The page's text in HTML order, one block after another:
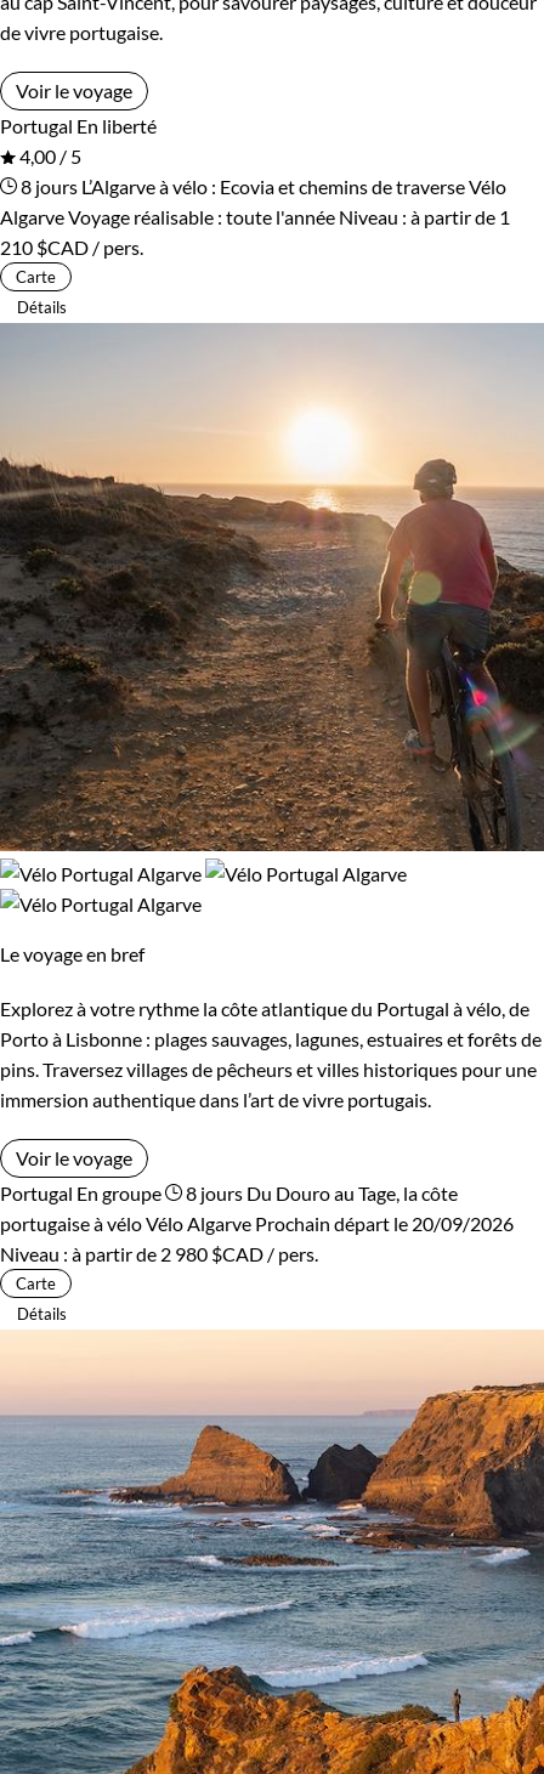
de vivre portugaise.
Voir le voyage
Portugal En liberté
4,00 / 5
8 jours L’Algarve à vélo : Ecovia et chemins de traverseVélo
AlgarveVoyage réalisable : toute l'année Niveau : à partir de 1
210 $CAD / pers.
Carte
Détails
Le voyage en bref
Explorez à votre rythme la côte atlantique du Portugal à vélo, de
Porto à Lisbonne : plages sauvages, lagunes, estuaires et forêts de
pins. Traversez villages de pêcheurs et villes historiques pour une
immersion authentique dans l’art de vivre portugais.
Voir le voyage
Portugal En groupe 8 jours Du Douro au Tage, la côte
portugaise à véloVélo Algarve Prochain départ le 20/09/2026
Niveau : à partir de 2 980 $CAD / pers.
Carte
Détails